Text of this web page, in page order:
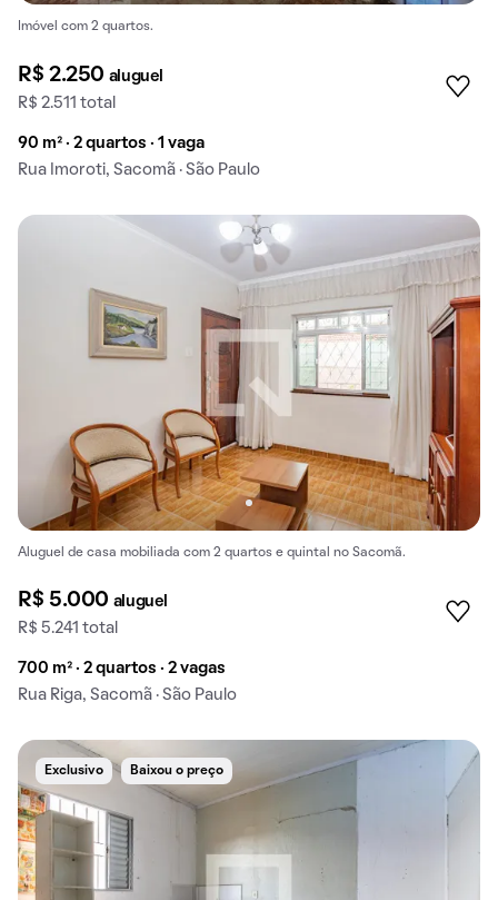
Imóvel com 2 quartos.
R$ 2.250 aluguel
R$ 2.511 total
90 m² · 2 quartos · 1 vaga
Rua Imoroti, Sacomã · São Paulo
Aluguel de casa mobiliada com 2 quartos e quintal no Sacomã.
R$ 5.000 aluguel
R$ 5.241 total
700 m² · 2 quartos · 2 vagas
Rua Riga, Sacomã · São Paulo
Exclusivo Baixou o preço